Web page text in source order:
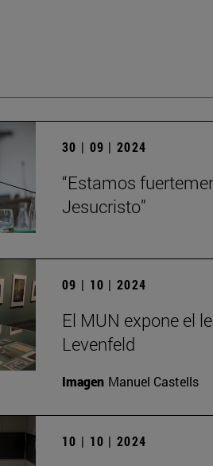
30 | 09 | 2024
“Estamos
Jesucristo”
09 | 10 | 2024
El MUN expone el
Levenfeld
Imagen Manuel Castells
10 | 10 | 2024